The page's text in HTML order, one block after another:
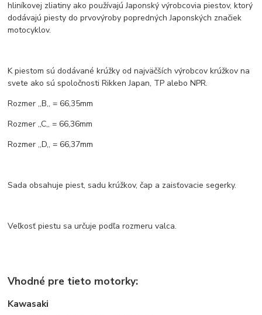
hliníkovej zliatiny ako používajú Japonský výrobcovia piestov, ktorý
dodávajú piesty do prvovýroby popredných Japonských značiek
motocyklov.
K piestom sú dodávané krúžky od najväčších výrobcov krúžkov na
svete ako sú spoločnosti Rikken Japan, TP alebo NPR.
Rozmer ,,B,, = 66,35mm
Rozmer ,,C,, = 66,36mm
Rozmer ,,D,, = 66,37mm
Sada obsahuje piest, sadu krúžkov, čap a zaisťovacie segerky.
Veľkosť piestu sa určuje podľa rozmeru valca.
Vhodné pre tieto motorky:
Kawasaki